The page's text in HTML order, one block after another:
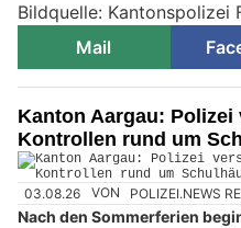
Bildquelle: Kantonspolizei
Mail
Kanton Aargau:
Kontrollen rund um
03.08.26 VON POLIZEI.NEWS
Nach den Sommerferien